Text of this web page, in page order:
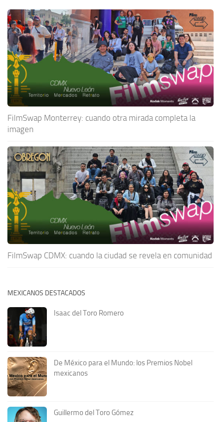
FilmSwap Monterrey: cuando otra mirada completa la
imagen
FilmSwap CDMX: cuando la ciudad se revela en comunidad
MEXICANOS DESTACADOS
Isaac del Toro Romero
De México para el Mundo: los Premios Nobel
mexicanos
Guillermo del Toro Gómez